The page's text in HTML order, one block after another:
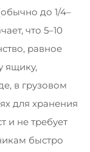
до 1/4–
что 5–10
равное
ящику,
в грузовом
для хранения
и не требует
быстро